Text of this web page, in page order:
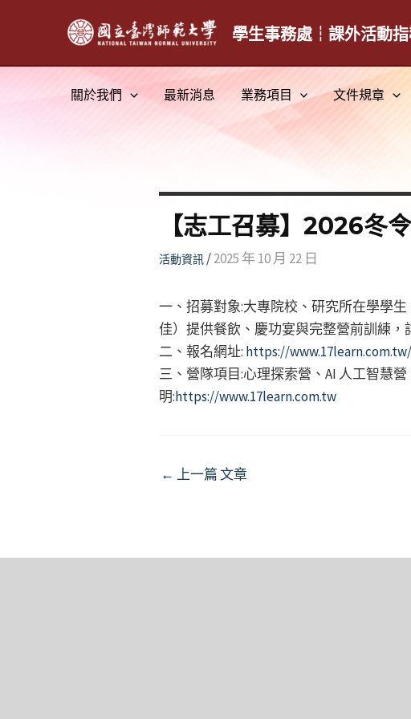
學生事務處┆課外活動
關於我們 最新消息 業務項目 文件規章
【志工召募】2026冬
活動資訊/2025 年 10 月 22 日
一、招募對象:大專院校、研究所在學學
佳）提供餐飲、慶功宴與完整營前訓練，
二、報名網址: https://
三、營隊項目:心理探索營、AI 人工智慧
明:https://www.17learn.com.tw
Post
← 上一篇 文章